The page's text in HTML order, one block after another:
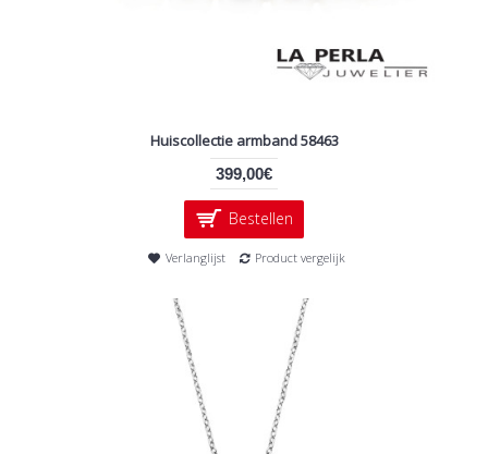
Huiscollectie armband 58463
399,00€
Bestellen
Verlanglijst Product vergelijk